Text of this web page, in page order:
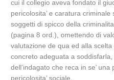
cui il collegio aveva fondato il
pericolosita’ e caratura
soggetti di spicco della
(pagina 8 ord.), omettendo di
valutazione de qua ed alla
concreto adeguata a
dell’indagato che reca in se’
pericolosita’ sociale.